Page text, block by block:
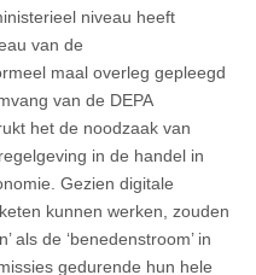
niveau heeft
van de
maal overleg gepleegd
van de DEPA
het de noodzaak van
in de handel in
Gezien digitale
kunnen werken, zouden
als de ‘benedenstroom’ in
gedurende hun hele